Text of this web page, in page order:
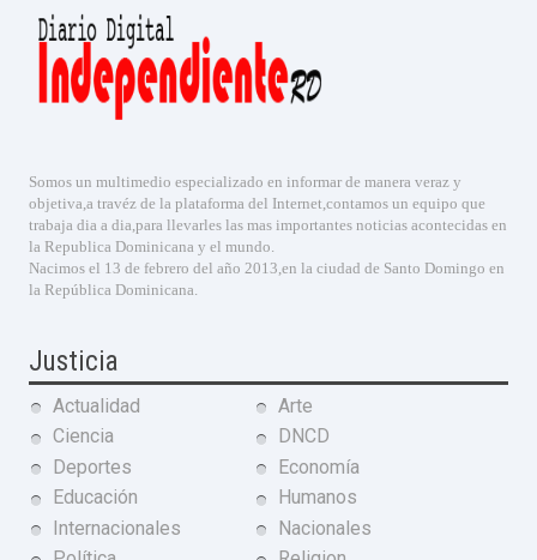
Somos un multimedio especializado en informar de manera veraz y
objetiva,a travéz de la plataforma del Internet,contamos un equipo que
trabaja dia a dia,para llevarles las mas importantes noticias acontecidas en
la Republica Dominicana y el mundo.
Nacimos el 13 de febrero del año 2013,en la ciudad de Santo Domingo en
la República Dominicana.
Justicia
Actualidad
Arte
Ciencia
DNCD
Deportes
Economía
Educación
Humanos
Internacionales
Nacionales